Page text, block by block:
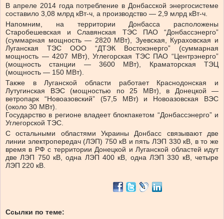
В апреле 2014 года потребление в Донбасской энергосистеме
составило 3,08 млрд кВт-ч, а производство — 2,9 млрд кВт-ч.
Напомним, на территории Донбасса расположены
Старобешевская и Славянская ТЭС ПАО “Донбассэнерго”
(суммарная мощность — 2820 МВт), Зуевская, Кураховская и
Луганская ТЭС ООО “ДТЭК Востокэнерго” (суммарная
мощность — 4207 МВт), Углегорская ТЭС ПАО “Центрэнерго”
(мощность станции — 3600 МВт), Краматорская ТЭЦ
(мощность — 150 МВт).
Также в Луганской области работает Краснодонская и
Лутугинская ВЭС (мощностью по 25 МВт), в Донецкой —
ветропарк “Новоазовский” (57,5 МВт) и Новоазовская ВЭС
(около 30 МВт).
Государство в регионе владеет блокпакетом “Донбассэнерго” и
Углегорской ТЭС.
С остальными областями Украины Донбасс связывают две
линии электропередач (ЛЭП) 750 кВ и пять ЛЭП 330 кВ, в то же
время в РФ с территории Донецкой и Луганской областей идут
две ЛЭП 750 кВ, одна ЛЭП 400 кВ, одна ЛЭП 330 кВ, четыре
ЛЭП 220 кВ.
Ссылки по теме: